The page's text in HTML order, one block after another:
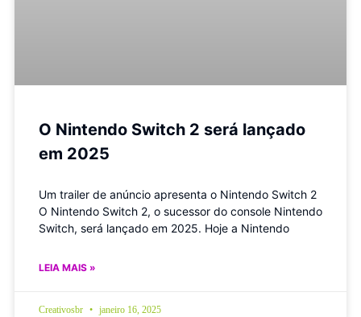
O Nintendo Switch 2 será lançado
em 2025
Um trailer de anúncio apresenta o Nintendo Switch 2
O Nintendo Switch 2, o sucessor do console Nintendo
Switch, será lançado em 2025. Hoje a Nintendo
LEIA MAIS »
Creativosbr janeiro 16, 2025